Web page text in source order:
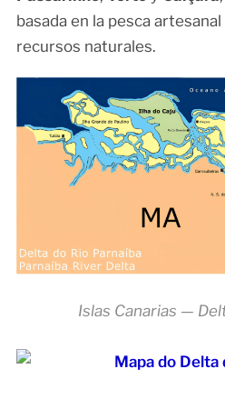
basada en la pesca
recursos naturales.
Islas Canarias —